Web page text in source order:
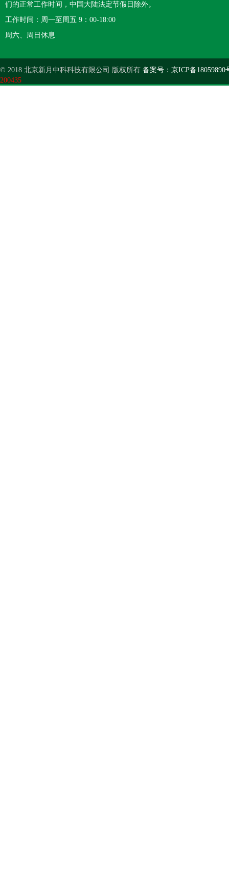
们的正常工作时间，中国大陆法定节假日除外。
工作时间：周一至周五 9：00-18:00
周六、周日休息
© 2018 北京新月中科科技有限公司 版权所有 备案号：京ICP备18059890
200435